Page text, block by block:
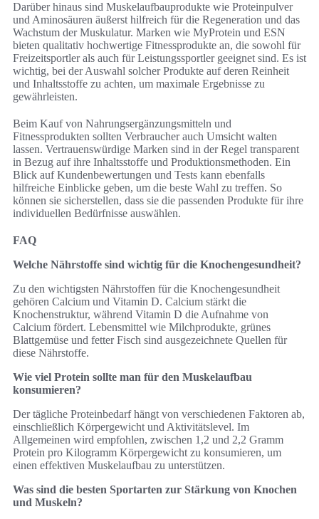
Darüber hinaus sind Muskelaufbauprodukte wie Proteinpulver
und Aminosäuren äußerst hilfreich für die Regeneration und das
Wachstum der Muskulatur. Marken wie MyProtein und ESN
bieten qualitativ hochwertige Fitnessprodukte an, die sowohl für
Freizeitsportler als auch für Leistungssportler geeignet sind. Es ist
wichtig, bei der Auswahl solcher Produkte auf deren Reinheit
und Inhaltsstoffe zu achten, um maximale Ergebnisse zu
gewährleisten.
Beim Kauf von Nahrungsergänzungsmitteln und
Fitnessprodukten sollten Verbraucher auch Umsicht walten
lassen. Vertrauenswürdige Marken sind in der Regel transparent
in Bezug auf ihre Inhaltsstoffe und Produktionsmethoden. Ein
Blick auf Kundenbewertungen und Tests kann ebenfalls
hilfreiche Einblicke geben, um die beste Wahl zu treffen. So
können sie sicherstellen, dass sie die passenden Produkte für ihre
individuellen Bedürfnisse auswählen.
FAQ
Welche Nährstoffe sind wichtig für die Knochengesundheit?
Zu den wichtigsten Nährstoffen für die Knochengesundheit
gehören Calcium und Vitamin D. Calcium stärkt die
Knochenstruktur, während Vitamin D die Aufnahme von
Calcium fördert. Lebensmittel wie Milchprodukte, grünes
Blattgemüse und fetter Fisch sind ausgezeichnete Quellen für
diese Nährstoffe.
Wie viel Protein sollte man für den Muskelaufbau
konsumieren?
Der tägliche Proteinbedarf hängt von verschiedenen Faktoren ab,
einschließlich Körpergewicht und Aktivitätslevel. Im
Allgemeinen wird empfohlen, zwischen 1,2 und 2,2 Gramm
Protein pro Kilogramm Körpergewicht zu konsumieren, um
einen effektiven Muskelaufbau zu unterstützen.
Was sind die besten Sportarten zur Stärkung von Knochen
und Muskeln?